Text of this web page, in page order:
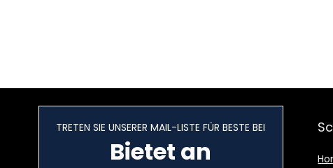
TRETEN SIE UNSERER MAIL-LISTE FÜR BESTE BEI
Bietet an